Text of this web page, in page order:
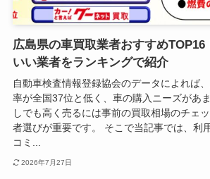
広島県の車買取業者おすすめ
いい業者をランキングで紹介
自動車検査情報登録協会のデータによれば
率が全国37位と低く、車の購入ニーズがあ
しでも高く売るには事前の買取相場のチェ
者選びが重要です。 そこで当記事では、利
コミ...
2026年7月27日